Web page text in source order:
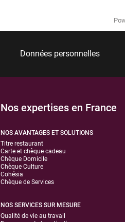
Données personnelles
Nos expertises en France
NOS AVANTAGES ET SOLUTIONS
Titre restaurant
Carte et chèque cadeau
Chèque Domicile
Chèque Culture
Cohésia
Chèque de Services
NOS SERVICES SUR MESURE
Qualité de vie au travail